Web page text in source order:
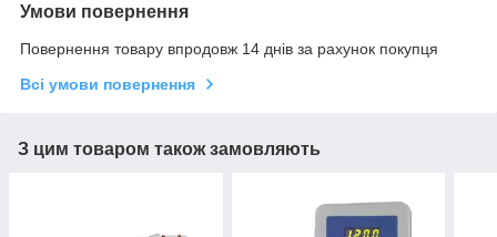
Умови повернення
Повернення товару впродовж 14 днів за рахунок покупця
Всі умови повернення
З цим товаром також замовляють